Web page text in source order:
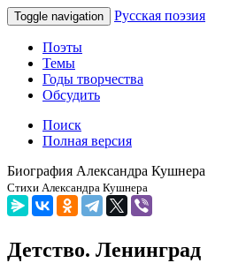
Toggle navigation Русская поэзия
Поэты
Темы
Годы творчества
Обсудить
Поиск
Полная версия
Биография Александра Кушнера
Стихи Александра Кушнера
Детство. Ленинград